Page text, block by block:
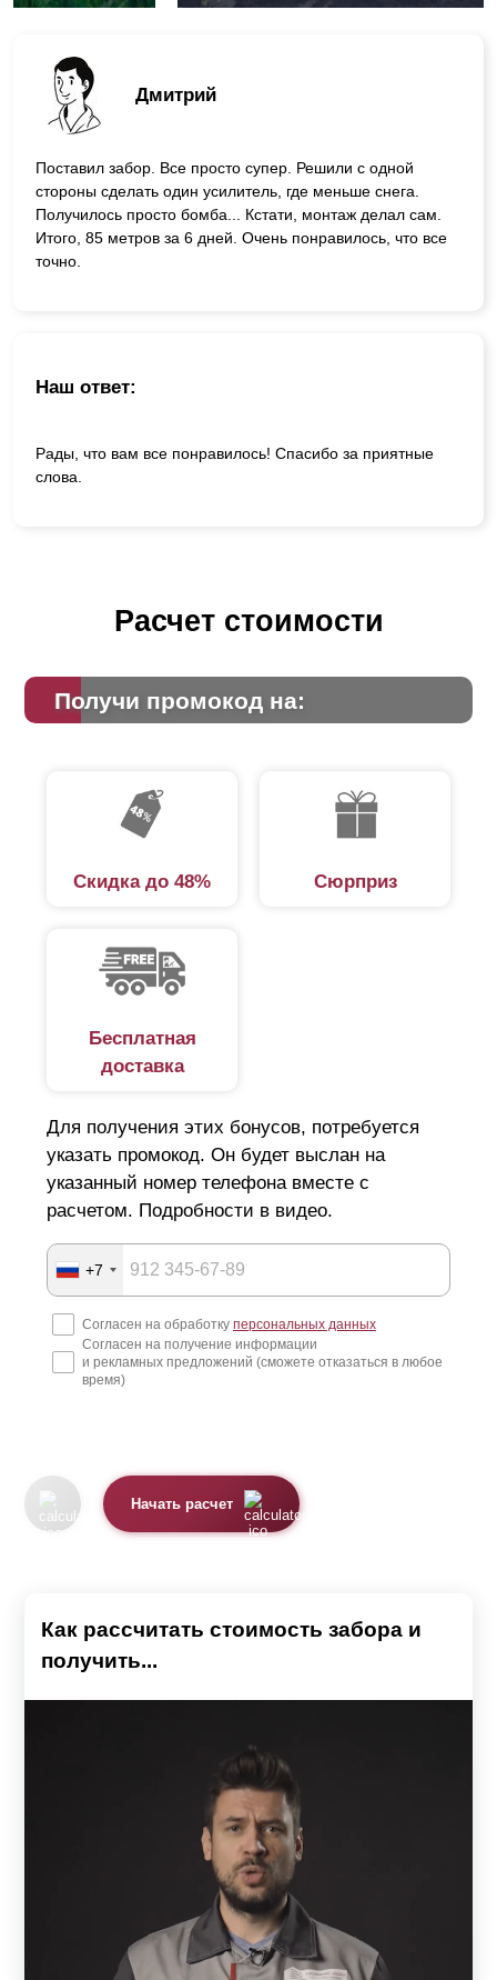
Дмитрий
Поставил забор. Все просто супер. Решили с одной
стороны сделать один усилитель, где меньше снега.
Получилось просто бомба... Кстати, монтаж делал сам.
Итого, 85 метров за 6 дней. Очень понравилось, что все
точно.
Наш ответ:
Рады, что вам все понравилось! Спасибо за приятные
слова.
Расчет стоимости
Получи промокод на:
Скидка до 48% Сюрприз
Бесплатная
доставка
Для получения этих бонусов, потребуется
указать промокод. Он будет выслан на
указанный номер телефона вместе с
расчетом. Подробности в видео.
+7
Согласен на обработку персональных данных
Согласен на получение информации
и рекламных предложений (сможете отказаться в любое
время)
Начать расчет
Как рассчитать стоимость забора и
получить...